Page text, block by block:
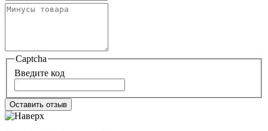
Captcha
Введите код
Оставить отзыв